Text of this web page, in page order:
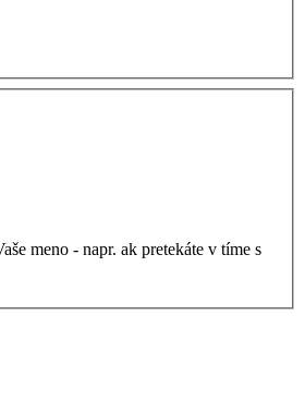
meno - napr. ak pretekáte v tíme s